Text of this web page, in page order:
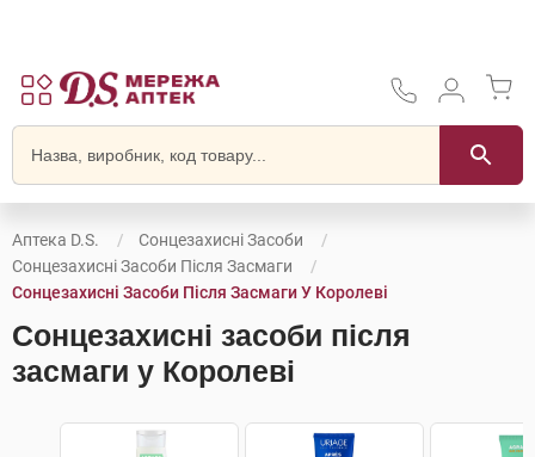
Аптека D.S.
Сонцезахисні Засоби
Сонцезахисні Засоби Після Засмаги
Сонцезахисні Засоби Після Засмаги У Королеві
Сонцезахисні засоби після
засмаги у Королеві